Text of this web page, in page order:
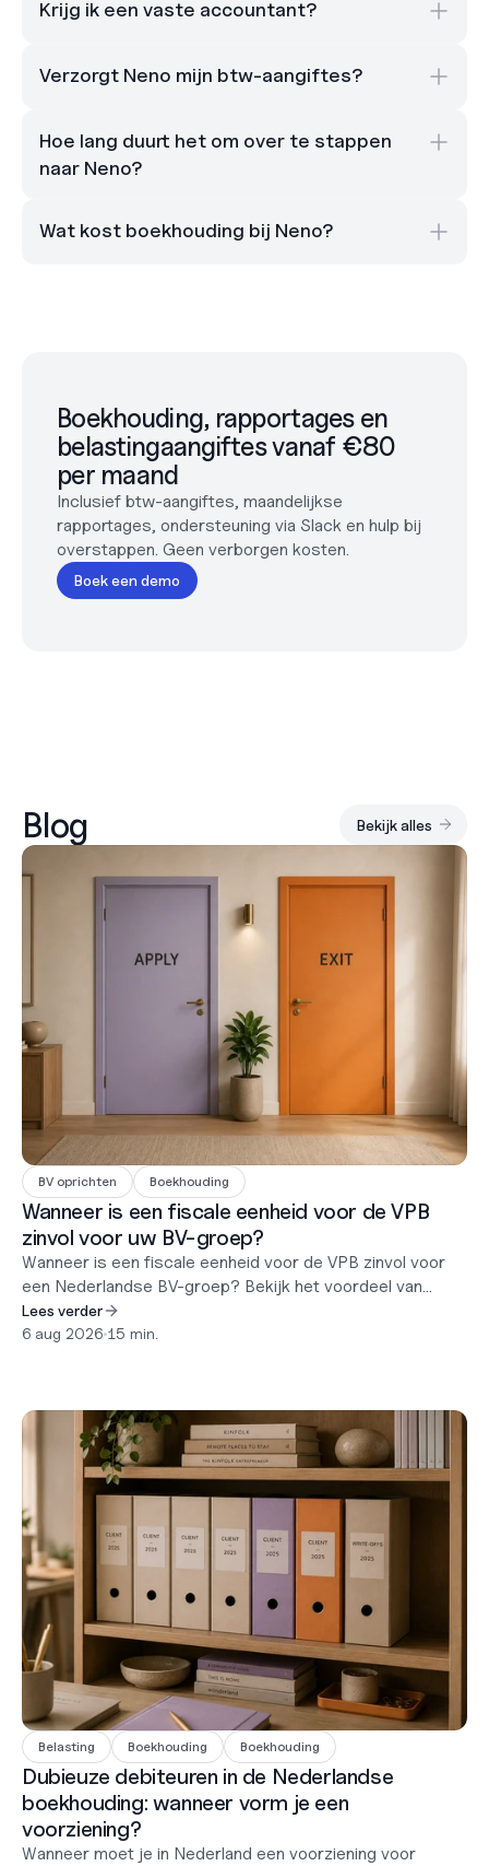
Krijg ik een vaste accountant?
Verzorgt Neno mijn btw-aangiftes?
Hoe lang duurt het om over te stappen
naar Neno?
Wat kost boekhouding bij Neno?
Boekhouding, rapportages en
belastingaangiftes vanaf €80
per maand
Inclusief btw-aangiftes, maandelijkse
rapportages, ondersteuning via Slack en hulp bij
overstappen. Geen verborgen kosten.
Boek een demo
Blog Bekijk alles
BV oprichten Boekhouding
Wanneer is een fiscale eenheid voor de VPB
zinvol voor uw BV-groep?
Wanneer is een fiscale eenheid voor de VPB zinvol voor
een Nederlandse BV-groep? Bekijk het voordeel van
verliescompensatie, de tariefschijf-kosten en een
uitgewerkte break-evenberekening.
Lees verder
6 aug 2026•15 min.
Belasting Boekhouding Boekhouding
Dubieuze debiteuren in de Nederlandse
boekhouding: wanneer vorm je een
voorziening?
Wanneer moet je in Nederland een voorziening voor